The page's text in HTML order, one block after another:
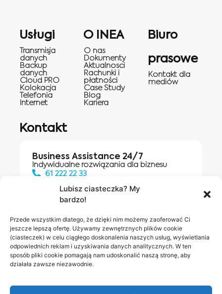
Lubisz ciasteczka? My
bardzo!
Przede wszystkim dlatego, że dzięki nim możemy zaoferować Ci
jeszcze lepszą ofertę. Używamy zewnętrznych plików cookie
(ciasteczek) w celu ciągłego doskonalenia naszych usług, wyświetlania
odpowiednich reklam i uzyskiwania danych analitycznych. W ten
sposób pliki cookie pomagają nam udoskonalić naszą stronę, aby
działała zawsze niezawodnie.
Usługi
Transmisja
danych
Backup
danych
Cloud PRO
Kolokacja
Telefonia
Internet
O INEA
O nas
Dokumenty
Aktualnosci
Rachunki i
płatności
Case Study
Blog
Kariera
Biuro
prasowe
Kontakt dla
mediów
Kontakt
Business Assistance 24/7
Indywidualne rozwiązania dla biznesu
61 222 22 33
Salony INEA
Napisz do